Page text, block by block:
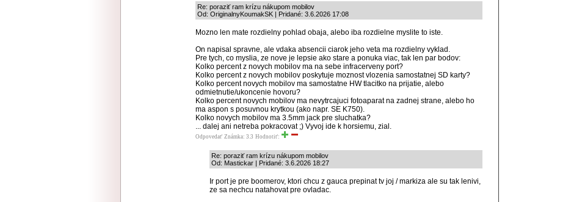
Re: poraziť ram krízu nákupom mobilov
Od: OriginalnyKoumakSK | Pridané: 3.6.2026 17:08
Mozno len mate rozdielny pohlad obaja, alebo iba rozdielne myslite to iste.
On napisal spravne, ale vdaka absencii ciarok jeho veta ma rozdielny vyklad.
Pre tych, co myslia, ze nove je lepsie ako stare a ponuka viac, tak len par bodov:
Kolko percent z novych mobilov ma na sebe infracerveny port?
Kolko percent z novych mobilov poskytuje moznost vlozenia samostatnej SD karty?
Kolko percent novych mobilov ma samostatne HW tlacitko na prijatie, alebo
odmietnutie/ukoncenie hovoru?
Kolko percent novych mobilov ma nevytrcajuci fotoaparat na zadnej strane, alebo ho
ma aspon s posuvnou krytkou (ako napr. SE K750).
Kolko novych mobilov ma 3.5mm jack pre sluchatka?
... dalej ani netreba pokracovat ;) Vyvoj ide k horsiemu, zial.
Odpovedať Známka: 3.3 Hodnotiť:
Re: poraziť ram krízu nákupom mobilov
Od: Mastickar | Pridané: 3.6.2026 18:27
Ir port je pre boomerov, ktori chcu z gauca prepinat tv joj / markiza ale su tak lenivi,
ze sa nechcu natahovat pre ovladac.